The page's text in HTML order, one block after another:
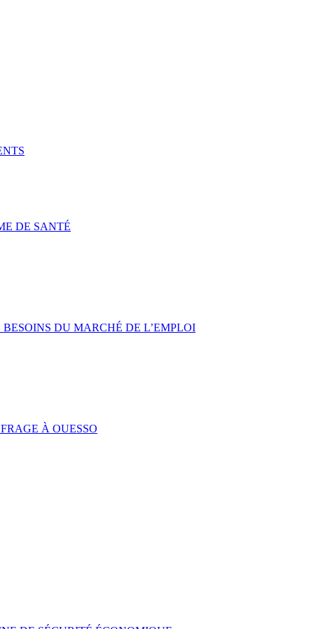
DE SANTÉ
DU MARCHÉ DE L’EMPLOI
À OUESSO